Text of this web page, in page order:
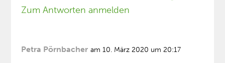
Zum Antworten anmelden
Petra Pörnbacher am 10. März 2020 um 20:17